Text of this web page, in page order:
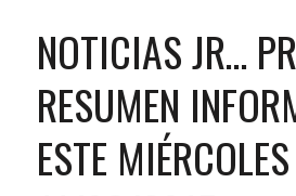
NOTICIAS JR…
RESUMEN
ESTE MIÉRCOLES